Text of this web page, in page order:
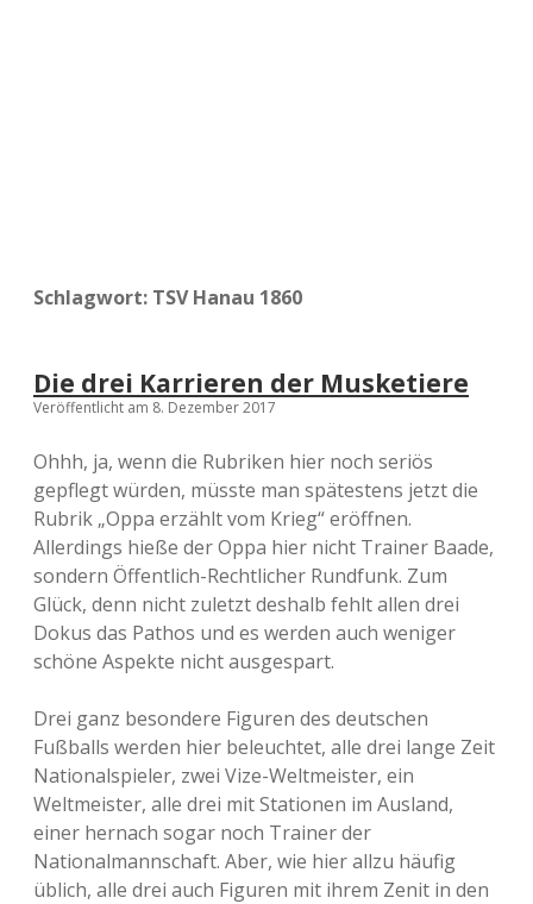
Schlagwort: TSV Hanau 1860
Die drei Karrieren der Musketiere
Veröffentlicht am 8. Dezember 2017
Ohhh, ja, wenn die Rubriken hier noch seriös
gepflegt würden, müsste man spätestens jetzt die
Rubrik „Oppa erzählt vom Krieg“ eröffnen.
Allerdings hieße der Oppa hier nicht Trainer Baade,
sondern Öffentlich-Rechtlicher Rundfunk. Zum
Glück, denn nicht zuletzt deshalb fehlt allen drei
Dokus das Pathos und es werden auch weniger
schöne Aspekte nicht ausgespart.
Drei ganz besondere Figuren des deutschen
Fußballs werden hier beleuchtet, alle drei lange Zeit
Nationalspieler, zwei Vize-Weltmeister, ein
Weltmeister, alle drei mit Stationen im Ausland,
einer hernach sogar noch Trainer der
Nationalmannschaft. Aber, wie hier allzu häufig
üblich, alle drei auch Figuren mit ihrem Zenit in den